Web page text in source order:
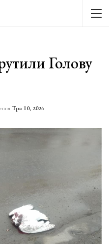
Голову
Тра 10, 2024